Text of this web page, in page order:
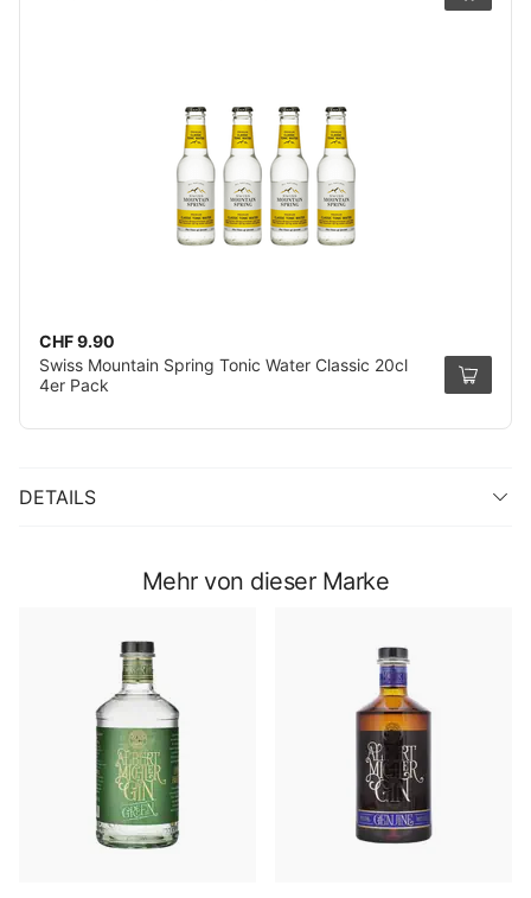
CHF 9.90
Swiss Mountain Spring Tonic Water Classic 20cl
4er Pack
DETAILS
Mehr von dieser Marke